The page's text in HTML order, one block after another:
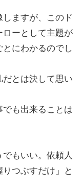
ますが、このド
ローとして主題が
にわかるのでし
とは決して思い
も出来ることは
もいい。依頼人
つぶすだけ」と